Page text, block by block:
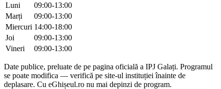
Luni
09:00-13:00
Marți
09:00-13:00
Miercuri 14:00-18:00
Joi
09:00-13:00
Vineri
09:00-13:00
Date publice, preluate de pe pagina oficială a IPJ Galați. Programul
se poate modifica — verifică pe site-ul instituției înainte de
deplasare. Cu eGhișeul.ro nu mai depinzi de program.